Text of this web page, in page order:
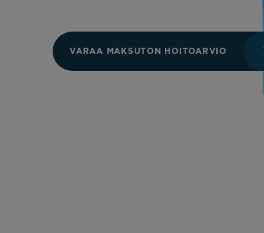
VARAA MAKSUTON HOITOARVIO